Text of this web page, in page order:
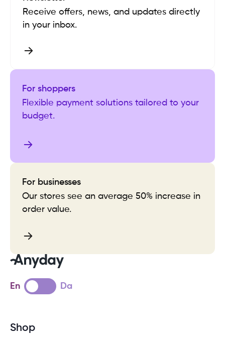
Receive offers, news, and updates directly
in your inbox.
For shoppers
Flexible payment solutions tailored to your
budget.
For businesses
Our stores see an average 50% increase in
order value.
En Da
Shop